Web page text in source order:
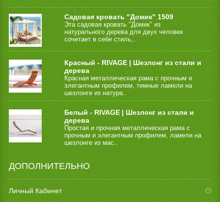
Садовая кровать "Домик" 1509
Эта садовая кровать "Домик" из
натурального дерева для двух человек
сочетает в себе стиль,..
Красный - RIVAGE | Шезлонг из стали и
дерева
Красная металлическая рама с прочным и
элегантным профилем, темные ламели на
шезлонге из натура..
Белый - RIVAGE | Шезлонг из стали и
дерева
Простая и прочная металлическая рама с
прочным и элегантным профилем, ламели на
шезлонге из мас..
ДОПОЛНИТЕЛЬНО
Личный Кабинет